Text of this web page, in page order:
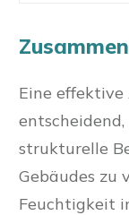
Eine
strukturelle
Gebäudes zu
Feuchtigkeit